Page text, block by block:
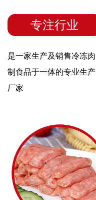
专注行业
是一家生产及销售冷冻肉
制食品于一体的专业生产
厂家